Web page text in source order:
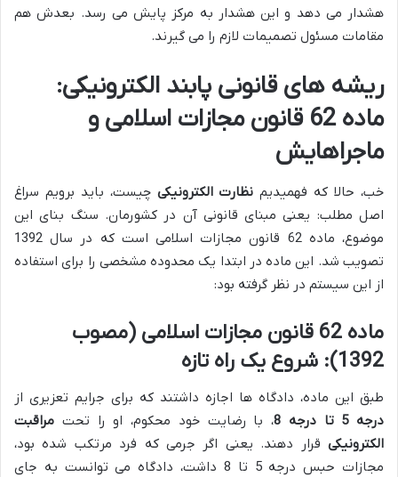
هشدار می دهد و این هشدار به مرکز پایش می رسد. بعدش هم
مقامات مسئول تصمیمات لازم را می گیرند.
ریشه های قانونی پابند الکترونیکی:
ماده 62 قانون مجازات اسلامی و
ماجراهایش
خب، حالا که فهمیدیم نظارت الکترونیکی چیست، باید برویم سراغ
اصل مطلب: یعنی مبنای قانونی آن در کشورمان. سنگ بنای این
موضوع، ماده 62 قانون مجازات اسلامی است که در سال 1392
تصویب شد. این ماده در ابتدا یک محدوده مشخصی را برای استفاده
از این سیستم در نظر گرفته بود:
ماده 62 قانون مجازات اسلامی (مصوب
1392): شروع یک راه تازه
طبق این ماده، دادگاه ها اجازه داشتند که برای جرایم تعزیری از
درجه 5 تا درجه 8
، با رضایت خود محکوم، او را تحت مراقبت
الکترونیکی قرار دهند. یعنی اگر جرمی که فرد مرتکب شده بود،
مجازات حبس درجه 5 تا 8 داشت، دادگاه می توانست به جای